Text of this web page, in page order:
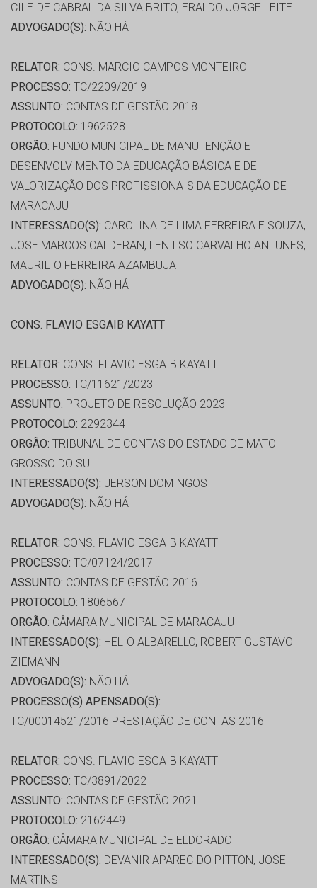
CILEIDE CABRAL DA SILVA BRITO, ERALDO JORGE LEITE
ADVOGADO(S): NÃO HÁ
RELATOR: CONS. MARCIO CAMPOS MONTEIRO
PROCESSO: TC/2209/2019
ASSUNTO: CONTAS DE GESTÃO 2018
PROTOCOLO: 1962528
ORGÃO: FUNDO MUNICIPAL DE MANUTENÇÃO E
DESENVOLVIMENTO DA EDUCAÇÃO BÁSICA E DE
VALORIZAÇÃO DOS PROFISSIONAIS DA EDUCAÇÃO DE
MARACAJU
INTERESSADO(S): CAROLINA DE LIMA FERREIRA E SOUZA,
JOSE MARCOS CALDERAN, LENILSO CARVALHO ANTUNES,
MAURILIO FERREIRA AZAMBUJA
ADVOGADO(S): NÃO HÁ
CONS. FLAVIO ESGAIB KAYATT
RELATOR: CONS. FLAVIO ESGAIB KAYATT
PROCESSO: TC/11621/2023
ASSUNTO: PROJETO DE RESOLUÇÃO 2023
PROTOCOLO: 2292344
ORGÃO: TRIBUNAL DE CONTAS DO ESTADO DE MATO
GROSSO DO SUL
INTERESSADO(S): JERSON DOMINGOS
ADVOGADO(S): NÃO HÁ
RELATOR: CONS. FLAVIO ESGAIB KAYATT
PROCESSO: TC/07124/2017
ASSUNTO: CONTAS DE GESTÃO 2016
PROTOCOLO: 1806567
ORGÃO: CÂMARA MUNICIPAL DE MARACAJU
INTERESSADO(S): HELIO ALBARELLO, ROBERT GUSTAVO
ZIEMANN
ADVOGADO(S): NÃO HÁ
PROCESSO(S) APENSADO(S):
TC/00014521/2016 PRESTAÇÃO DE CONTAS 2016
RELATOR: CONS. FLAVIO ESGAIB KAYATT
PROCESSO: TC/3891/2022
ASSUNTO: CONTAS DE GESTÃO 2021
PROTOCOLO: 2162449
ORGÃO: CÂMARA MUNICIPAL DE ELDORADO
INTERESSADO(S): DEVANIR APARECIDO PITTON, JOSE
MARTINS